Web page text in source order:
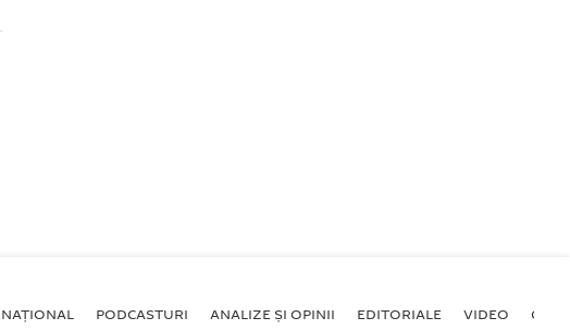
PODCASTURI ANALIZE ȘI OPINII EDITORIALE VIDEO